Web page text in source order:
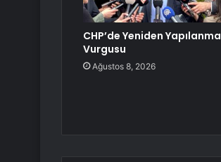
CHP’de Yeniden Yapılanma
Vurgusu
Ağustos 8, 2026